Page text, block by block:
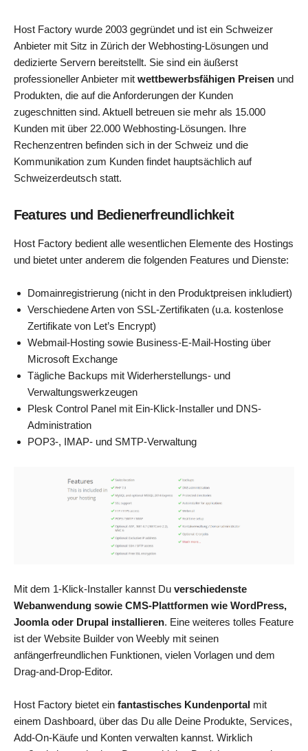
Host Factory wurde 2003 gegründet und ist ein Schweizer
Anbieter mit Sitz in Zürich der Webhosting-Lösungen und
dedizierte Servern bereitstellt. Sie sind ein äußerst
professioneller Anbieter mit wettbewerbsfähigen Preisen und
Produkten, die auf die Anforderungen der Kunden
zugeschnitten sind. Aktuell betreuen sie mehr als 15.000
Kunden mit über 22.000 Webhosting-Lösungen. Ihre
Rechenzentren befinden sich in der Schweiz und die
Kommunikation zum Kunden findet hauptsächlich auf
Schweizerdeutsch statt.
Features und Bedienerfreundlichkeit
Host Factory bedient alle wesentlichen Elemente des Hostings
und bietet unter anderem die folgenden Features und Dienste:
Domainregistrierung (nicht in den Produktpreisen inkludiert)
Verschiedene Arten von SSL-Zertifikaten (u.a. kostenlose
Zertifikate von Let’s Encrypt)
Webmail-Hosting sowie Business-E-Mail-Hosting über
Microsoft Exchange
Tägliche Backups mit Widerherstellungs- und
Verwaltungswerkzeugen
Plesk Control Panel mit Ein-Klick-Installer und DNS-
Administration
POP3-, IMAP- und SMTP-Verwaltung
Mit dem 1-Klick-Installer kannst Du verschiedenste
Webanwendung sowie CMS-Plattformen wie WordPress,
Joomla oder Drupal installieren. Eine weiteres tolles Feature
ist der Website Builder von Weebly mit seinen
anfängerfreundlichen Funktionen, vielen Vorlagen und dem
Drag-and-Drop-Editor.
Host Factory bietet ein fantastisches Kundenportal mit
einem Dashboard, über das Du alle Deine Produkte, Services,
Add-On-Käufe und Konten verwalten kannst. Wirklich